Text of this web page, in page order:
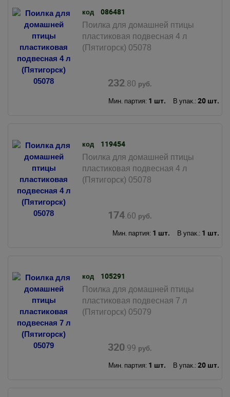
код 086481
Поилка для домашней птицы
пластиковая подвесная 4 л
(Пятигорск) 05078
232.80 руб.
Мин. партия: 1 шт. В упак.: 20 шт.
код 119454
Поилка для домашней птицы
пластиковая подвесная 4 л
(Пятигорск) 05078
174.60 руб.
Мин. партия: 1 шт. В упак.: 1 шт.
код 105291
Поилка для домашней птицы
пластиковая подвесная 7 л
(Пятигорск) 05079
320.99 руб.
Мин. партия: 1 шт. В упак.: 20 шт.